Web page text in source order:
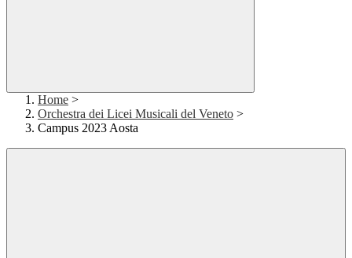
Home >
Orchestra dei Licei Musicali del Veneto >
Campus 2023 Aosta